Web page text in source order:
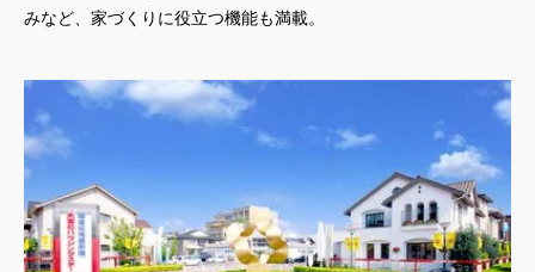
みなど、家づくりに役立つ機能も満載。